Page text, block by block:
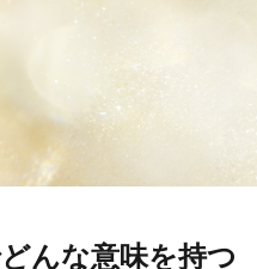
んな意味を持つ